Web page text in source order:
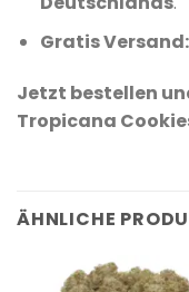
Gratis Versand:
Jetzt bestellen
Tropicana
ÄHNLICHE